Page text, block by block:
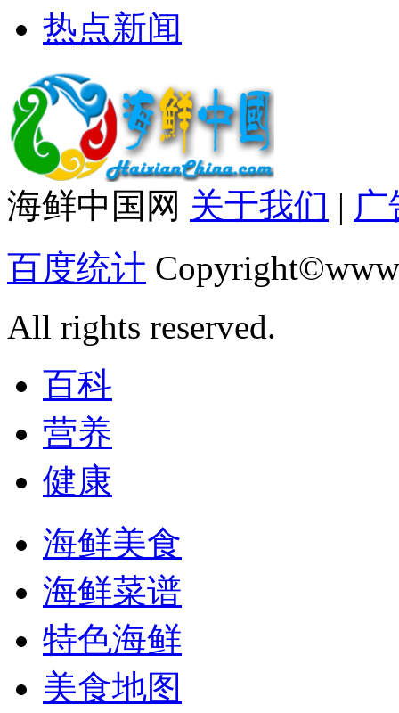
热点新闻
海鲜中国网 关于我们 | 广
百度统计
All rights reserved.
百科
营养
健康
海鲜美食
海鲜菜谱
特色海鲜
美食地图